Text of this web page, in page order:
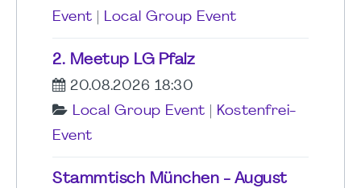
Event
Local Group Event
2. Meetup LG Pfalz
20.08.2026 18:30
Local Group Event
Kostenfrei-
Event
Stammtisch München - August